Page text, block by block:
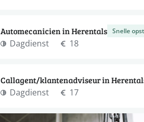
Automecanicien in Herentals Snelle
Dagdienst 18
Callagent/klantenadviseur in
Dagdienst 17